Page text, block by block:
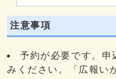
注意事項
予約が必要です。申
みください。「広報い